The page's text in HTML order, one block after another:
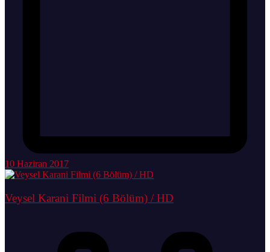
10 Haziran 2017
Veysel Karani Filmi (6 Bölüm) / HD